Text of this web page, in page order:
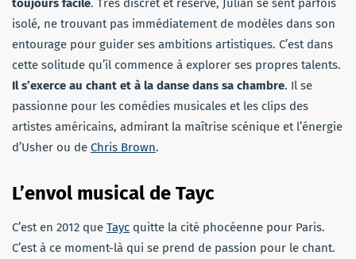
toujours facile. Très discret et réservé, Julian se sent parfois
isolé, ne trouvant pas immédiatement de modèles dans son
entourage pour guider ses ambitions artistiques. C’est dans
cette solitude qu’il commence à explorer ses propres talents.
Il s’exerce au chant et à la danse dans sa chambre. Il se
passionne pour les comédies musicales et les clips des
artistes américains, admirant la maîtrise scénique et l’énergie
d’Usher ou de Chris Brown.
L’envol musical de Tayc
C’est en 2012 que Tayc quitte la cité phocéenne pour Paris.
C’est à ce moment-là qui se prend de passion pour le chant.